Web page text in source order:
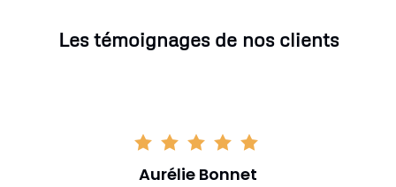
Les témoignages de nos clients
Aurélie Bonnet